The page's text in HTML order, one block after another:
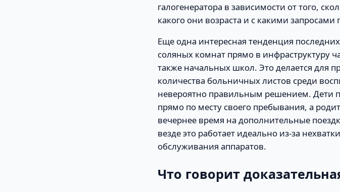
галогенератора в зависимости от того,
какого они возраста и с какими
Еще одна интересная тенденция
соляных комнат прямо в инфраструктуру
также начальных школ. Это делается для
количества больничных листов среди
невероятно правильным решением. Дети
прямо по месту своего пребывания, а
вечернее время на дополнительные
везде это работает идеально из-за
обслуживания аппаратов.
Что говорит